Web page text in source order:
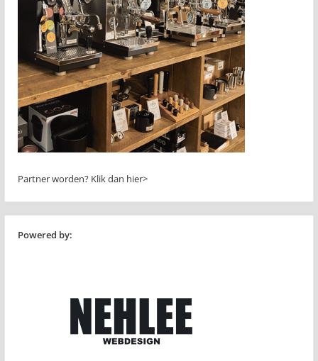
Partner worden? Klik dan hier>
Powered by: